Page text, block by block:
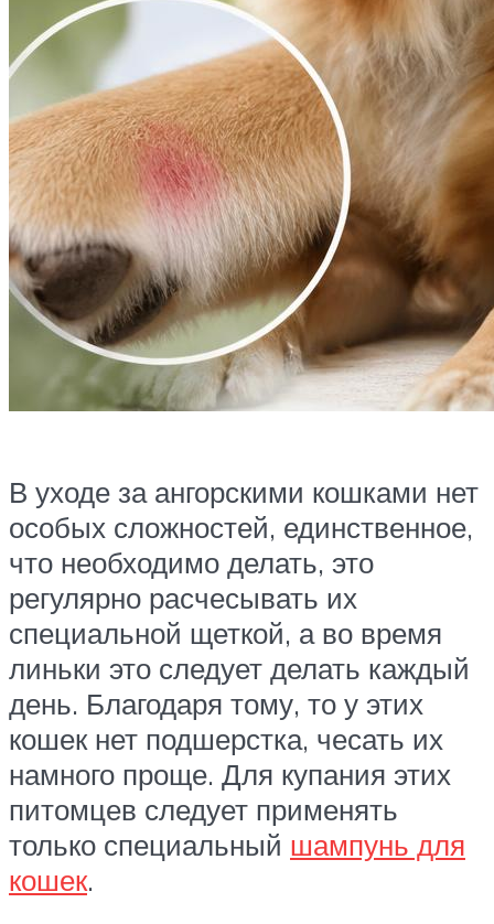
В уходе за ангорскими кошками нет
особых сложностей, единственное,
что необходимо делать, это
регулярно расчесывать их
специальной щеткой, а во время
линьки это следует делать каждый
день. Благодаря тому, то у этих
кошек нет подшерстка, чесать их
намного проще. Для купания этих
питомцев следует применять
только специальный шампунь для
кошек.